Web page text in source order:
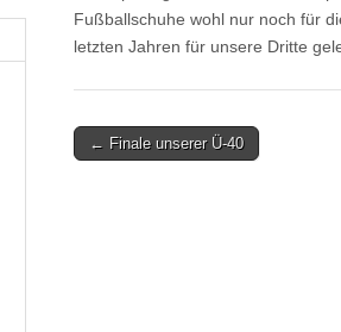
Fußballschuhe wohl nur noch für
letzten Jahren für unsere Dritte
Post
← Finale unserer Ü-40